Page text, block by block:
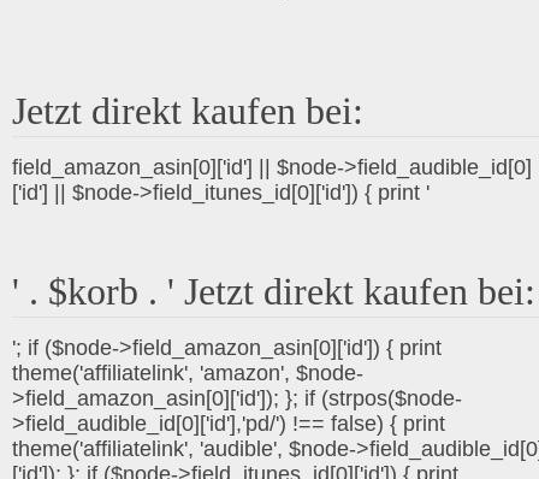
Jetzt direkt kaufen bei:
field_amazon_asin[0]['id'] || $node->field_audible_id[0]
['id'] || $node->field_itunes_id[0]['id']) { print '
' . $korb . ' Jetzt direkt kaufen bei:
'; if ($node->field_amazon_asin[0]['id']) { print
theme('affiliatelink', 'amazon', $node-
>field_amazon_asin[0]['id']); }; if (strpos($node-
>field_audible_id[0]['id'],'pd/') !== false) { print
theme('affiliatelink', 'audible', $node-
['id']); }; if ($node->field_itunes_id[0]['id']) { print